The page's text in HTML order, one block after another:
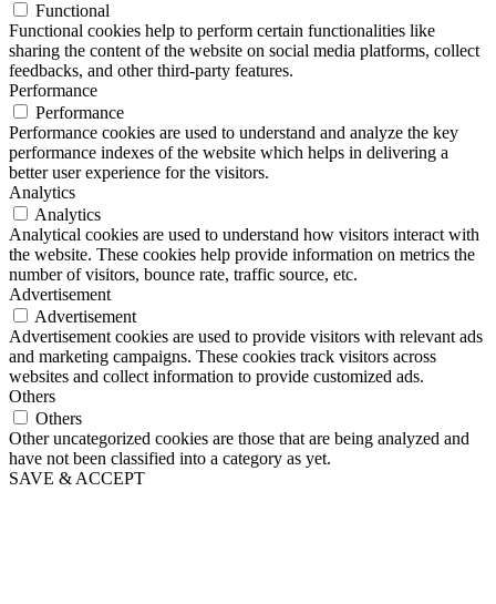
Functional
Functional cookies help to perform certain functionalities like
sharing the content of the website on social media platforms, collect
feedbacks, and other third-party features.
Performance
Performance
Performance cookies are used to understand and analyze the key
performance indexes of the website which helps in delivering a
better user experience for the visitors.
Analytics
Analytics
Analytical cookies are used to understand how visitors interact with
the website. These cookies help provide information on metrics the
number of visitors, bounce rate, traffic source, etc.
Advertisement
Advertisement
Advertisement cookies are used to provide visitors with relevant ads
and marketing campaigns. These cookies track visitors across
websites and collect information to provide customized ads.
Others
Others
Other uncategorized cookies are those that are being analyzed and
have not been classified into a category as yet.
SAVE & ACCEPT